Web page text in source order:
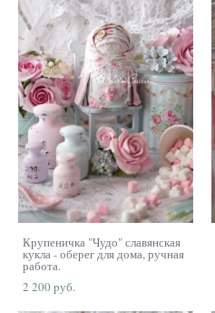
Крупеничка "Чудо" славянская
кукла - оберег для дома, ручная
работа.
2 200 pуб.